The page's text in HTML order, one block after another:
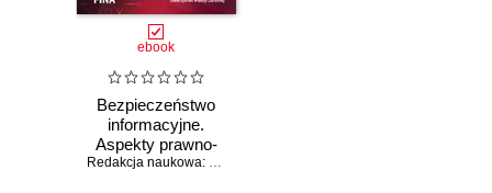
ebook
Bezpieczeństwo
informacyjne.
Aspekty prawno-
administracyjneRedakcja naukowa: Waldemar Kitler